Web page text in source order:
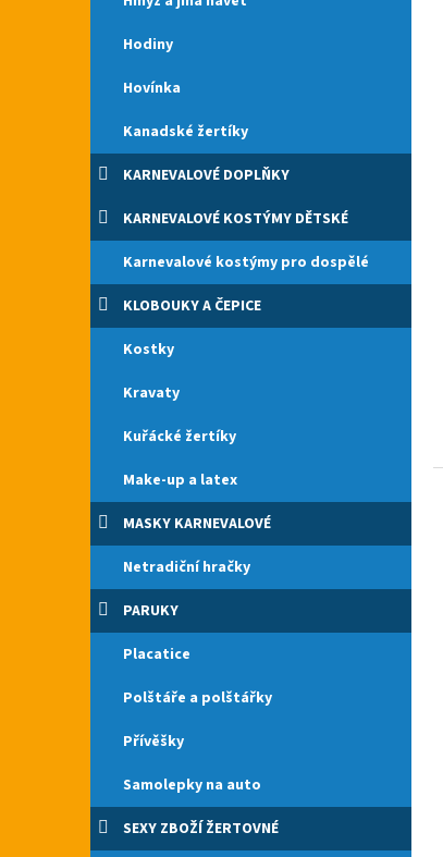
Hodiny
Hovínka
Kanadské žertíky
KARNEVALOVÉ DOPLŇKY
KARNEVALOVÉ KOSTÝMY DĚTSKÉ
Karnevalové kostýmy pro dospělé
KLOBOUKY A ČEPICE
Kostky
Kravaty
Kuřácké žertíky
Make-up a latex
MASKY KARNEVALOVÉ
Netradiční hračky
PARUKY
Placatice
Polštáře a polštářky
Přívěšky
Samolepky na auto
SEXY ZBOŽÍ ŽERTOVNÉ